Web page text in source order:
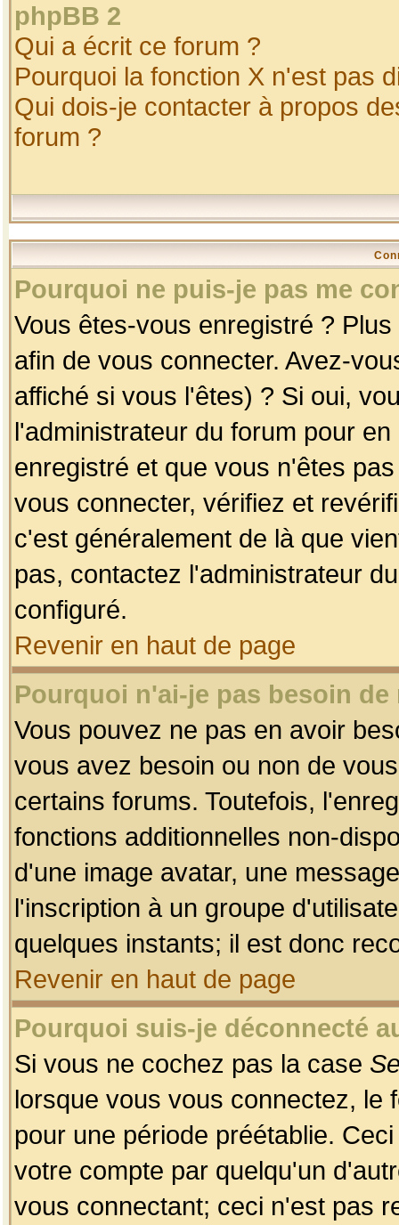
phpBB 2
Qui a écrit ce forum ?
Pourquoi la fonction X n'est pas
Qui dois-je contacter à propos
forum ?
Pourquoi ne puis-je pas me
Vous êtes-vous enregistré ?
afin de vous connecter. Avez-
affiché si vous l'êtes) ? Si oui,
l'administrateur du forum pour
enregistré et que vous n'êtes
vous connecter, vérifiez et
c'est généralement de là que
pas, contactez l'administrateur
configuré.
Revenir en haut de page
Pourquoi n'ai-je pas besoin
Vous pouvez ne pas en avoir
vous avez besoin ou non de
certains forums. Toutefois,
fonctions additionnelles non-
d'une image avatar, une
l'inscription à un groupe
quelques instants; il est donc
Revenir en haut de page
Pourquoi suis-je déconnecté
Si vous ne cochez pas la case
lorsque vous vous connectez, le
pour une période préétablie.
votre compte par quelqu'un
vous connectant; ceci n'est pas